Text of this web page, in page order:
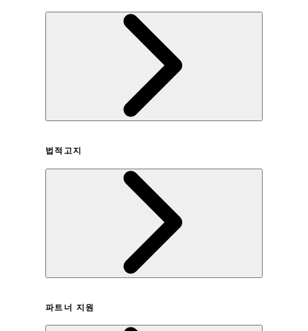
법적고지
개인정보취급방침
파트너 지원